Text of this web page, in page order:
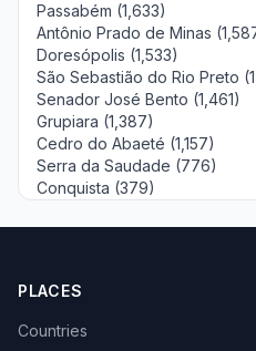
Passabém (1,633)
Antônio Prado de Minas
Doresópolis (1,533)
São Sebastião do Rio Preto
Senador José Bento (1,461)
Grupiara (1,387)
Cedro do Abaeté (1,157)
Serra da Saudade (776)
Conquista (379)
PLACES
Countries